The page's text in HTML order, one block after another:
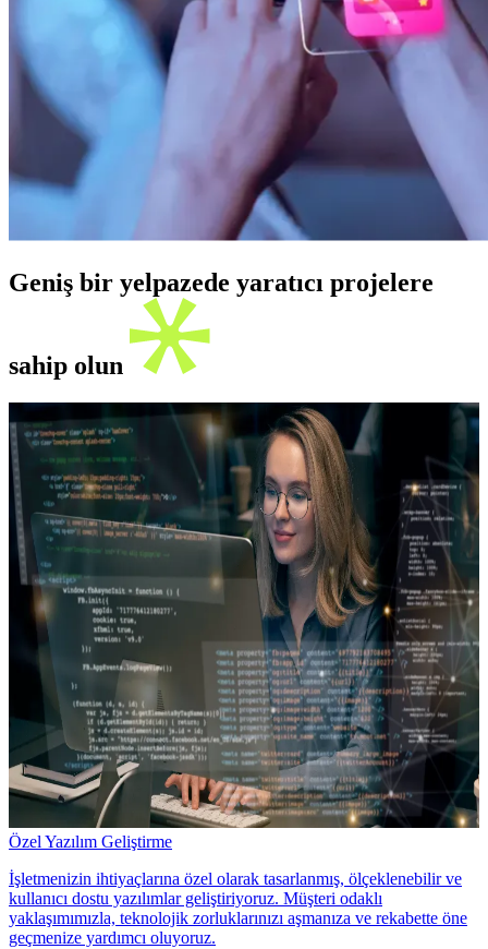
Geniş bir yelpazede yaratıcı projelere
sahip olun
Özel Yazılım Geliştirme
İşletmenizin ihtiyaçlarına özel olarak tasarlanmış, ölçeklenebilir ve
kullanıcı dostu yazılımlar geliştiriyoruz. Müşteri odaklı
yaklaşımımızla, teknolojik zorluklarınızı aşmanıza ve rekabette öne
geçmenize yardımcı oluyoruz.